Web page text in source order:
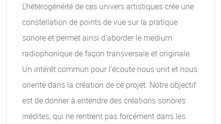
L’hétérogénéité de ces univers artistiques crée une
constellation de points de vue sur la pratique
sonore et permet ainsi d’aborder le medium
radiophonique de façon transversale et originale.
Un intérêt commun pour l’écoute nous unit et nous
oriente dans la création de ce projet. Notre objectif
est de donner à entendre des créations sonores
inédites, qui ne rentrent pas forcément dans les